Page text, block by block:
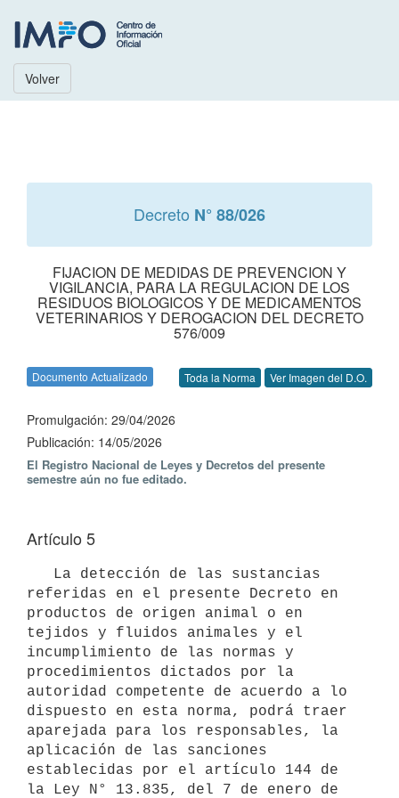
Volver
Decreto N° 88/026
FIJACION DE MEDIDAS DE PREVENCION Y
VIGILANCIA, PARA LA REGULACION DE LOS
RESIDUOS BIOLOGICOS Y DE MEDICAMENTOS
VETERINARIOS Y DEROGACION DEL DECRETO
576/009
Documento Actualizado Toda la Norma Ver Imagen del D.O.
Promulgación: 29/04/2026
Publicación: 14/05/2026
El Registro Nacional de Leyes y Decretos del presente
semestre aún no fue editado.
Artículo 5
referidas en el presente Decreto en
productos de origen animal o en
tejidos y fluidos animales y el
incumplimiento de las normas y
procedimientos dictados por la
autoridad competente de acuerdo a lo
dispuesto en esta norma, podrá traer
aparejada para los responsables, la
aplicación de las sanciones
establecidas por el artículo 144 de
la Ley N° 13.835, del 7 de enero de